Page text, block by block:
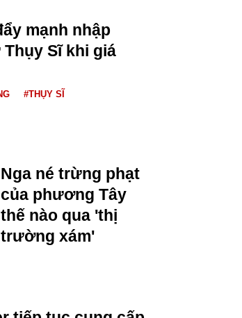
mạnh nhập
Sĩ khi giá
#THỤY SĨ
Nga né trừng phạt
của phương Tây
thế nào qua 'thị
trường xám'